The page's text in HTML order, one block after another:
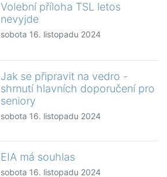
Volební příloha TSL letos
nevyjde
sobota 16. listopadu 2024
Jak se připravit na vedro -
shrnutí hlavních doporučení pro
seniory
sobota 16. listopadu 2024
EIA má souhlas
sobota 16. listopadu 2024